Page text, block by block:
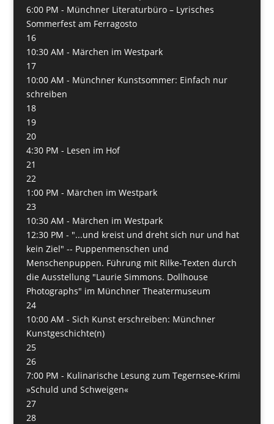
6:00 PM - Münchner Literaturbüro – Lyrisches
Sommerfest am Ferragosto
16
10:30 AM - Märchen im Westpark
17
10:00 AM - Münchner Kunstsommer: Einfach nur
schreiben
18
19
20
4:30 PM - Lesen im Hof
21
22
1:00 PM - Märchen im Westpark
23
10:30 AM - Märchen im Westpark
12:30 PM - "...und kreist und dreht sich nur und hat
kein Ziel" -- Puppenmenschen und
Menschenpuppen. Führung mit Rilke-Texten durch
die Ausstellung "Laurie Simmons. Dollhouse
Photographs" im Münchner Theatermuseum
24
10:00 AM - Sich Kunst erschreiben: Münchner
Kunstgeschichte(n)
25
26
7:00 PM - Kulinarische Lesung zum Tegernsee-Krimi
»Schuld und Schweigen«
27
28